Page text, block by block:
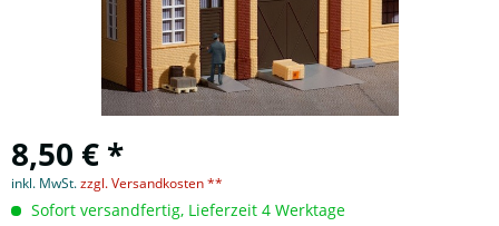
8,50 € *
inkl. MwSt.zzgl. Versandkosten **
Sofort versandfertig, Lieferzeit 4 Werktage